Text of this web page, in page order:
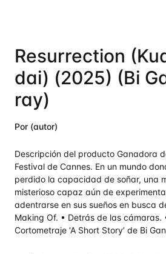
Resurrection
dai) (2025) (Bi
ray)
Por (autor)
Descripción del producto Ganadora
Festival de Cannes. En un mundo
perdido la capacidad de soñar, una
misterioso capaz aún de
adentrarse en sus sueños en busca
Making Of. • Detrás de las cámaras.
Cortometraje ‘A Short Story’ de Bi